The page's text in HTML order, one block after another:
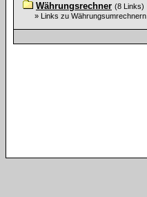
Währungsrechner (8 Links)
» Links zu Währungsumrechnern